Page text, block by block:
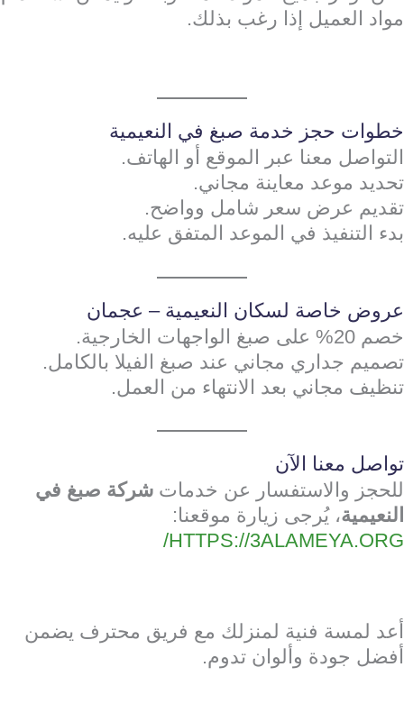
مواد العميل إذا رغب بذلك.
خطوات حجز خدمة صبغ في النعيمية
التواصل معنا عبر الموقع أو الهاتف.
تحديد موعد معاينة مجاني.
تقديم عرض سعر شامل وواضح.
بدء التنفيذ في الموعد المتفق عليه.
عروض خاصة لسكان النعيمية – عجمان
خصم 20% على صبغ الواجهات الخارجية.
تصميم جداري مجاني عند صبغ الفيلا بالكامل.
تنظيف مجاني بعد الانتهاء من العمل.
تواصل معنا الآن
للحجز والاستفسار عن خدمات شركة صبغ في
النعيمية، يُرجى زيارة موقعنا:
HTTPS://3ALAMEYA.ORG/
أعد لمسة فنية لمنزلك مع فريق محترف يضمن
أفضل جودة وألوان تدوم.